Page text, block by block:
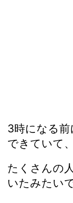
3時になる
できていて、
たくさんの
いたみたい